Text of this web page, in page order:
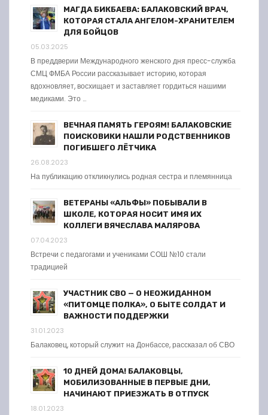
МАГДА БИКБАЕВА: БАЛАКОВСКИЙ ВРАЧ,
КОТОРАЯ СТАЛА АНГЕЛОМ-ХРАНИТЕЛЕМ
ДЛЯ БОЙЦОВ
05.03.2025
В преддверии Международного женского дня пресс-служба
СМЦ ФМБА России рассказывает историю, которая
вдохновляет, восхищает и заставляет гордиться нашими
медиками. Это …
ВЕЧНАЯ ПАМЯТЬ ГЕРОЯМ! БАЛАКОВСКИЕ
ПОИСКОВИКИ НАШЛИ РОДСТВЕННИКОВ
ПОГИБШЕГО ЛЁТЧИКА
26.08.2023
На публикацию откликнулись родная сестра и племянница
ВЕТЕРАНЫ «АЛЬФЫ» ПОБЫВАЛИ В
ШКОЛЕ, КОТОРАЯ НОСИТ ИМЯ ИХ
КОЛЛЕГИ ВЯЧЕСЛАВА МАЛЯРОВА
07.04.2023
Встречи с педагогами и учениками СОШ №10 стали
традицией
УЧАСТНИК СВО — О НЕОЖИДАННОМ
«ПИТОМЦЕ ПОЛКА», О БЫТЕ СОЛДАТ И
ВАЖНОСТИ ПОДДЕРЖКИ
31.01.2023
Балаковец, который служит на Донбассе, рассказал об СВО
10 ДНЕЙ ДОМА! БАЛАКОВЦЫ,
МОБИЛИЗОВАННЫЕ В ПЕРВЫЕ ДНИ,
НАЧИНАЮТ ПРИЕЗЖАТЬ В ОТПУСК
18.01.2023